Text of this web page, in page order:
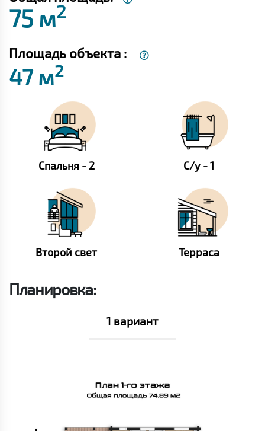
75 м2
Площадь объекта :
47 м2
Спальня - 2 С/у - 1
Второй свет Терраса
Планировка:
1 вариант